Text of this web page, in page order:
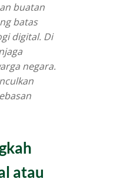
buatan
batas
digital. Di
negara.
atau